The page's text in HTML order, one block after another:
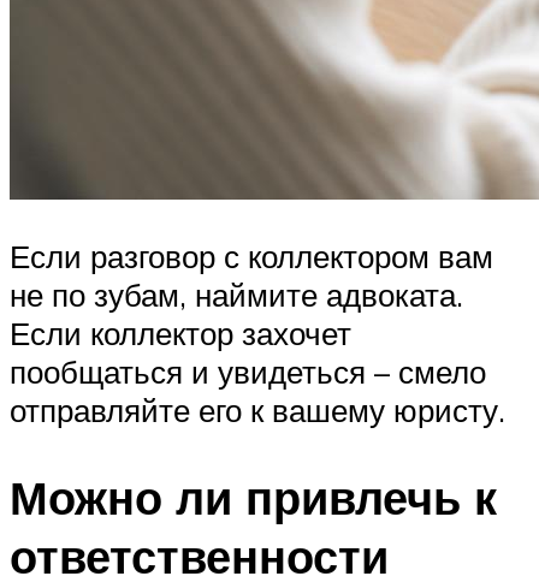
Если разговор с коллектором вам
не по зубам, наймите адвоката.
Если коллектор захочет
пообщаться и увидеться – смело
отправляйте его к вашему юристу.
Можно ли привлечь к
ответственности